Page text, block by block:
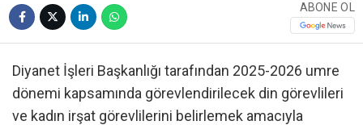
ABONE OL
Diyanet İşleri Başkanlığı tarafından 2025-2026 umre
dönemi kapsamında görevlendirilecek din görevlileri
ve kadın irşat görevlilerini belirlemek amacıyla